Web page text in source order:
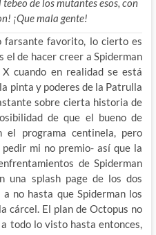
de los mutantes esos, con
¡Que mala gente!
farsante favorito, lo cierto es
el de hacer creer a Spiderman
cuando en realidad se está
pinta y poderes de la Patrulla
sobre cierta historia de
de que el bueno de
el programa centinela, pero
mi no premio- así que la
de Spiderman
una splash page de los dos
no hasta que Spiderman los
cárcel. El plan de Octopus no
todo lo visto hasta entonces,